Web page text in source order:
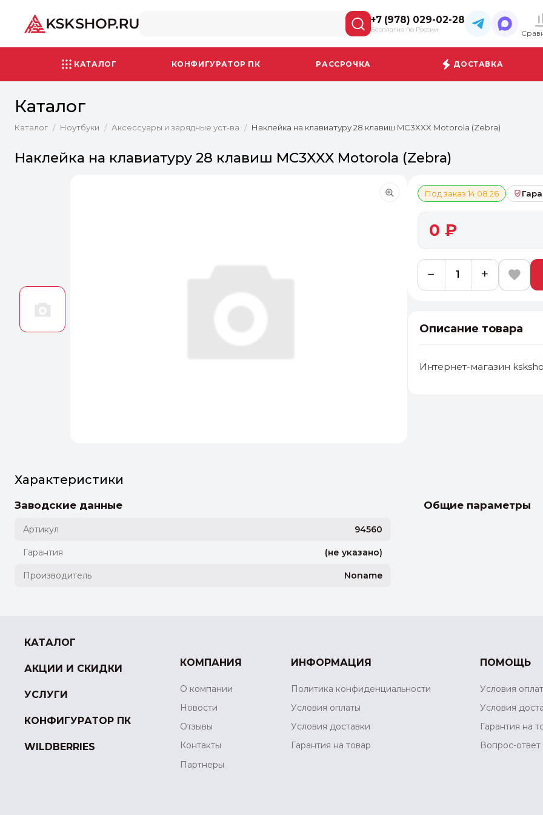
+7 (978) 029-02-28
Бесплатно по России
КАТАЛОГ КОНФИГУРАТОР ПК РАССРОЧКА ДОСТАВКА
Каталог
Каталог / Ноутбуки / Аксессуары и зарядные уст-ва / Наклейка на клавиатуру 28 клавиш MC3XXX Motorola (Zebra)
Наклейка на клавиатуру 28 клавиш MC3XXX Motorola (Zebra)
Под заказ 14.08.26
0 ₽
− +
Описание товара
Интернет-магазин
Характеристики
Заводские данные
Артикул 94560
Гарантия (не указано)
Производитель Noname
Общие параметры
КАТАЛОГ
АКЦИИ И СКИДКИ
УСЛУГИ
КОНФИГУРАТОР ПК
WILDBERRIES
КОМПАНИЯ
О компании
Новости
Отзывы
Контакты
Партнеры
ИНФОРМАЦИЯ
Политика конфиденциальности
Условия оплаты
Условия доставки
Гарантия на товар
ПОМОЩЬ
Условия
Условия
Гарантия на
Вопрос-ответ